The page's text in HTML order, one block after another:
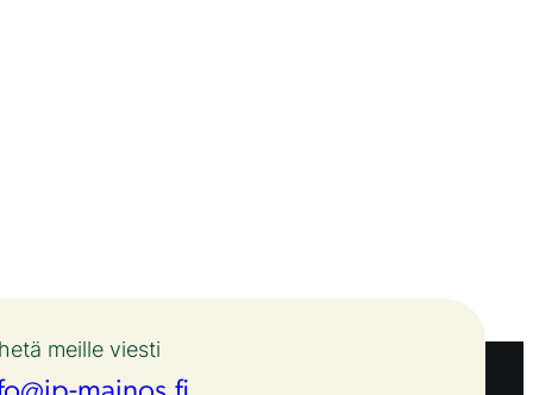
ä
meille viesti